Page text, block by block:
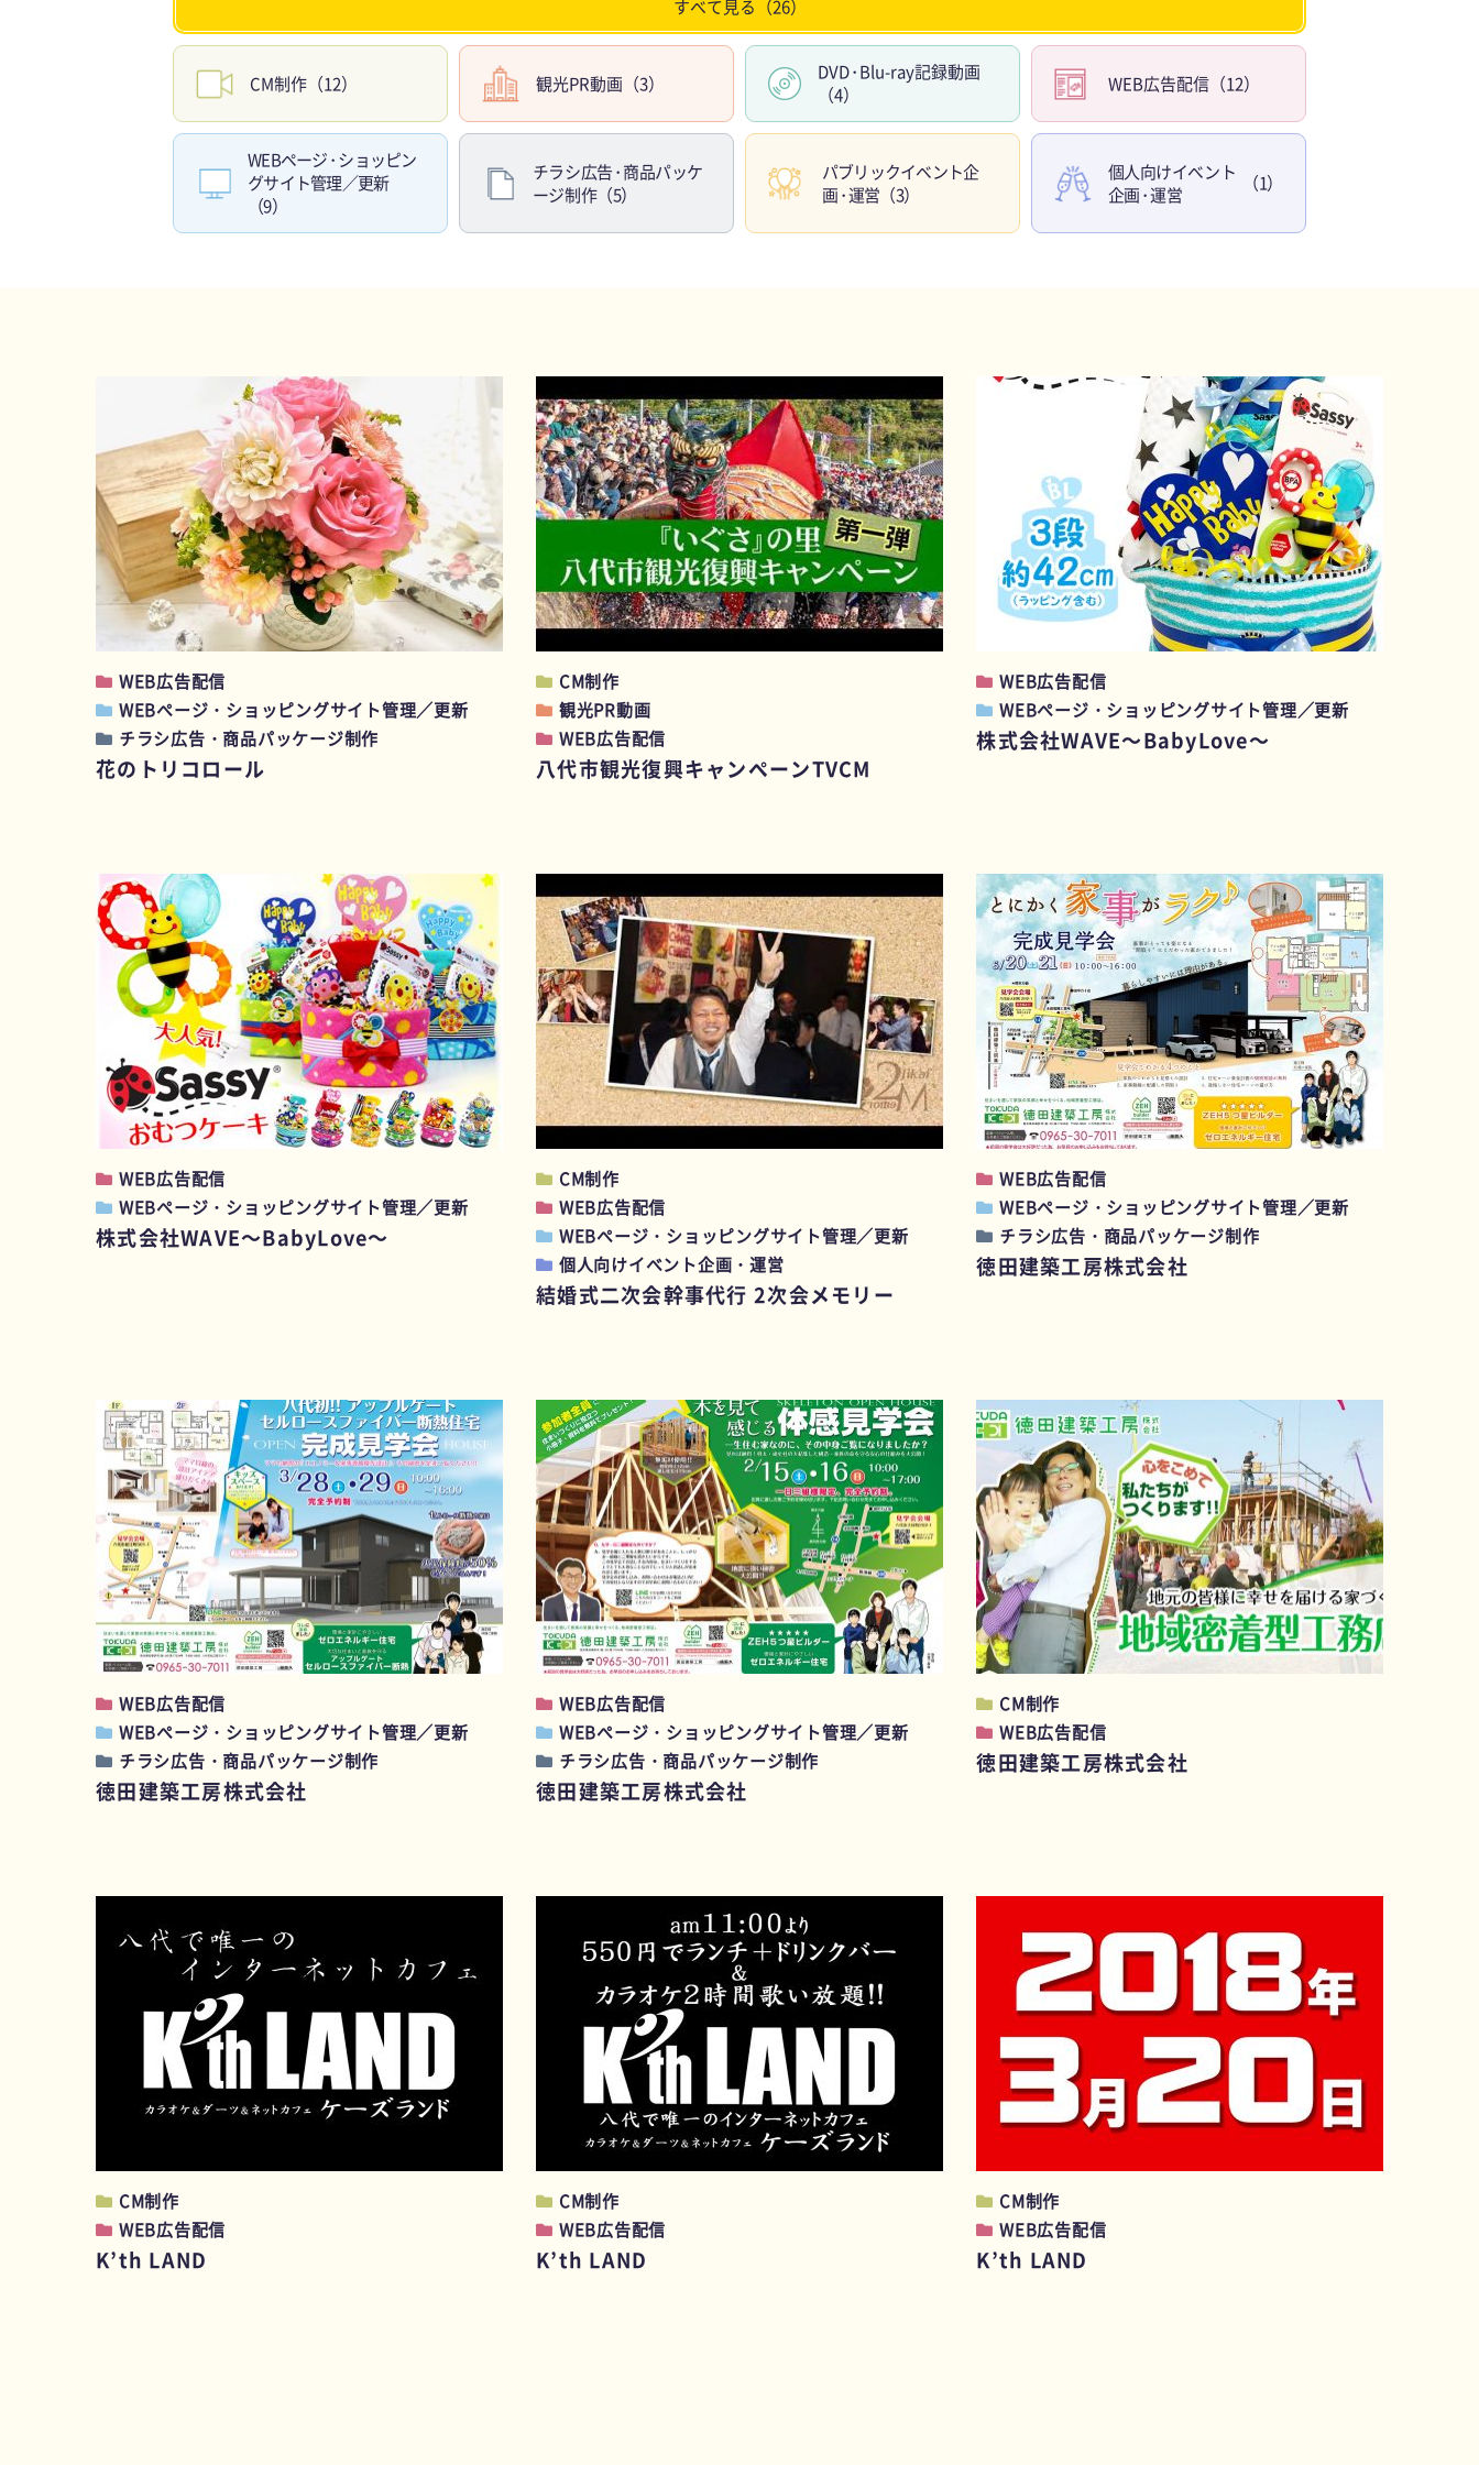
すべて見る（26）
CM制作（12） 観光PR動画（3）
DVD・ Blu-ray記録動画
（4）
WEB広告配信（12）
WEBページ・ ショッピン
グサイト管理／更新
（9）
チラシ広告・ 商品パッケ
ージ制作（5）
パブリックイベント企
画・ 運営（3）
個人向けイベント
企画・運営
（1）
WEB広告配信
WEBページ・ショッピングサイト管理／更新
チラシ広告・商品パッケージ制作
花のトリコロール
CM制作
観光PR動画
WEB広告配信
八代市観光復興キャンペーンTVCM
WEB広告配信
WEBページ・ショッピングサイト管理／更新
株式会社WAVE～BabyLove～
WEB広告配信
WEBページ・ショッピングサイト管理／更新
株式会社WAVE～BabyLove～
CM制作
WEB広告配信
WEBページ・ショッピングサイト管理／更新
個人向けイベント企画・運営
結婚式二次会幹事代行 2次会メモリー
WEB広告配信
WEBページ・ショッピングサイト管理／更新
チラシ広告・商品パッケージ制作
徳田建築工房株式会社
WEB広告配信
WEBページ・ショッピングサイト管理／更新
チラシ広告・商品パッケージ制作
徳田建築工房株式会社
WEB広告配信
WEBページ・ショッピングサイト管理／更新
チラシ広告・商品パッケージ制作
徳田建築工房株式会社
CM制作
WEB広告配信
徳田建築工房株式会社
CM制作
WEB広告配信
K’th LAND
CM制作
WEB広告配信
K’th LAND
CM制作
WEB広告配信
K’th LAND